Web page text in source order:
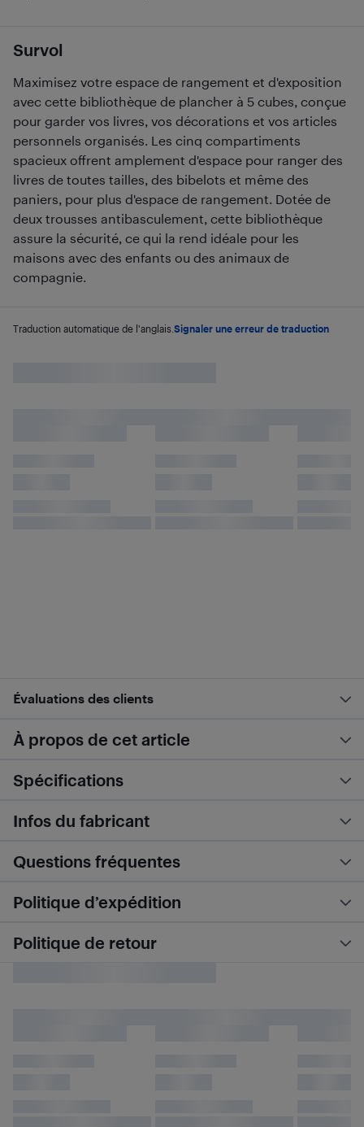
Survol
Maximisez votre espace de rangement et d'exposition
avec cette bibliothèque de plancher à 5 cubes, conçue
pour garder vos livres, vos décorations et vos articles
personnels organisés. Les cinq compartiments
spacieux offrent amplement d'espace pour ranger des
livres de toutes tailles, des bibelots et même des
paniers, pour plus d'espace de rangement. Dotée de
deux trousses antibasculement, cette bibliothèque
assure la sécurité, ce qui la rend idéale pour les
maisons avec des enfants ou des animaux de
compagnie.
Traduction automatique de l'anglais. Signaler une erreur de traduction
Évaluations des clients
À propos de cet article
Spécifications
Infos du fabricant
Questions fréquentes
Politique d’expédition
Politique de retour